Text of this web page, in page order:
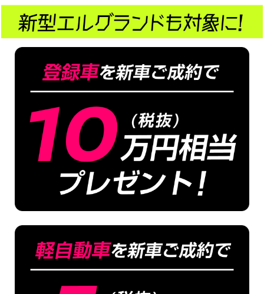
本キャンペーン期間中に販売店にて正式発注が可能で、登録期限に
間に合うモデルに限ります。正式発注可能なモデルについては、販売
店にお問い合わせください。
試乗～当選までの流れ